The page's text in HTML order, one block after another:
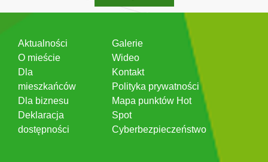
Aktualności
O mieście
Dla
mieszkańców
Dla biznesu
Deklaracja
dostępności
Galerie
Wideo
Kontakt
Polityka prywatności
Mapa punktów Hot
Spot
Cyberbezpieczeństwo